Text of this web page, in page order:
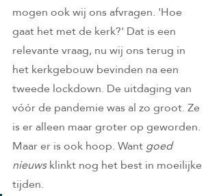
mogen ook wij ons afvragen. 'Hoe
gaat het met de kerk?' Dat is een
relevante vraag, nu wij ons terug in
het kerkgebouw bevinden na een
tweede lockdown. De uitdaging van
vóór de pandemie was al zo groot. Ze
is er alleen maar groter op geworden.
Maar er is ook hoop. Want goed
nieuws klinkt nog het best in moeilijke
tijden.